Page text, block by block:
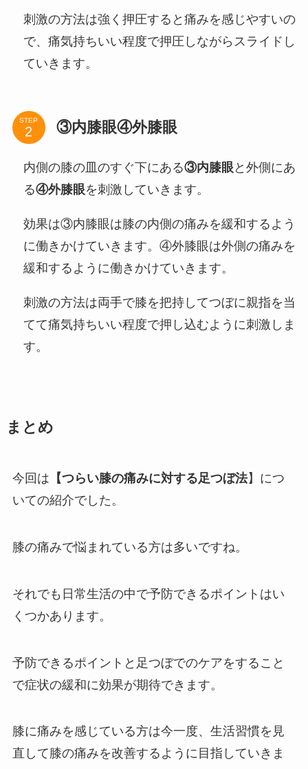
刺激の方法は強く押圧すると痛みを感じやすいの
で、痛気持ちいい程度で押圧しながらスライドし
ていきます。
STEP ③内膝眼④外膝眼
内側の膝の皿のすぐ下にある③内膝眼 と外側にあ
る④外膝眼を刺激していきます。
効果は③内膝眼は膝の内側の痛みを緩和するよう
に働きかけていきます。④外膝眼は外側の痛みを
緩和するように働きかけていきます。
刺激の方法は両手で膝を把持してつぼに親指を当
てて痛気持ちいい程度で押し込むように刺激しま
す。
まとめ
今回は 【つらい膝の痛みに対する足つぼ法】につ
いての紹介でした。
膝の痛みで悩まれている方は多いですね。
それでも日常生活の中で予防できるポイントはい
くつかあります。
予防できるポイントと足つぼでのケアをすること
で症状の緩和に効果が期待できます。
膝に痛みを感じている方は今一度、生活習慣を見
直して膝の痛みを改善するように目指していきま